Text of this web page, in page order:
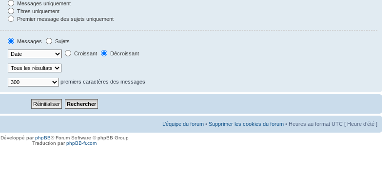
Messages uniquement
Titres uniquement
Premier message des sujets uniquement
Messages
Sujets
Croissant Décroissant
premiers caractères des messages
L’équipe du forum • Supprimer les cookies du forum • Heures au format UTC [ Heure d’été ]
Développé parphpBB® Forum Software © phpBB Group
Traduction parphpBB-fr.com